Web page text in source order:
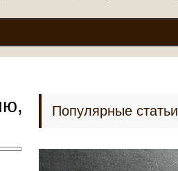
Популярные статьи